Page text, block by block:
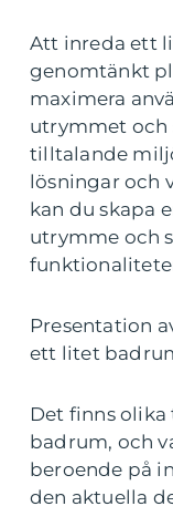
Att inreda ett
genomtänkt
maximera
utrymmet och
tilltalande
lösningar och
kan du skapa
utrymme och
Presentation
ett litet
Det finns
badrum, och
beroende på
den aktuella